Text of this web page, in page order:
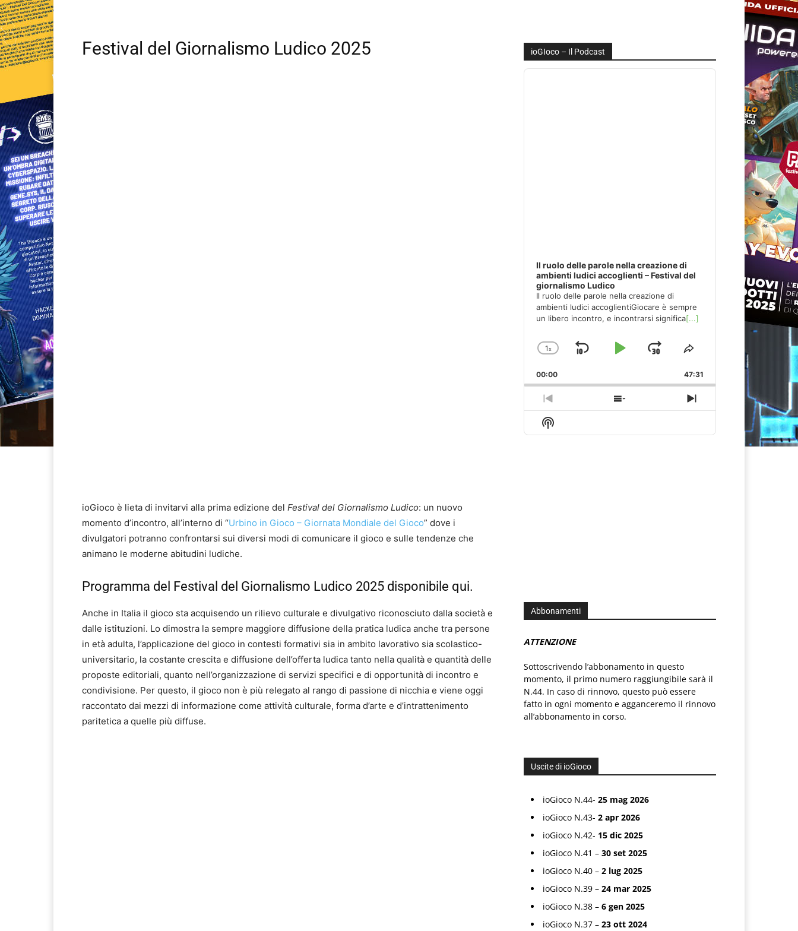
Festival del Giornalismo Ludico 2025
ioGioco è lieta di invitarvi alla prima edizione del Festival del Giornalismo Ludico: un nuovo
momento d’incontro, all’interno di “Urbino in Gioco – Giornata Mondiale del Gioco” dove i
divulgatori potranno confrontarsi sui diversi modi di comunicare il gioco e sulle tendenze che
animano le moderne abitudini ludiche.
Programma del Festival del Giornalismo Ludico 2025 disponibile qui.
Anche in Italia il gioco sta acquisendo un rilievo culturale e divulgativo riconosciuto dalla società e
dalle istituzioni. Lo dimostra la sempre maggiore diffusione della pratica ludica anche tra persone
in età adulta, l’applicazione del gioco in contesti formativi sia in ambito lavorativo sia scolastico-
universitario, la costante crescita e diffusione dell’offerta ludica tanto nella qualità e quantità delle
proposte editoriali, quanto nell’organizzazione di servizi specifici e di opportunità di incontro e
condivisione. Per questo, il gioco non è più relegato al rango di passione di nicchia e viene oggi
raccontato dai mezzi di informazione come attività culturale, forma d’arte e d’intrattenimento
paritetica a quelle più diffuse.
ioGIoco – Il Podcast
Audio
Il ruolo delle parole nella creazione di
ambienti ludici accoglienti – Festival del
giornalismo Ludico
Il ruolo delle parole nella creazione di
ambienti ludici accoglientiGiocare è sempre
un libero incontro, e incontrarsi significa[...]
Change
Rate
1x
Skip
PlayJump
Forward
Share
Episode
00:00 47:31
Previous
Episode
Show
Episodes
Next
Episode
Show
Podcast
Abbonamenti
ATTENZIONE
Sottoscrivendo l’abbonamento in questo
momento, il primo numero raggiungibile sarà il
N.44. In caso di rinnovo, questo può essere
fatto in ogni momento e agganceremo il rinnovo
all’abbonamento in corso.
Uscite di ioGioco
ioGioco N.44- 25 mag 2026
ioGioco N.43- 2 apr 2026
ioGioco N.42- 15 dic 2025
ioGioco N.41 – 30 set 2025
ioGioco N.40 – 2 lug 2025
ioGioco N.39 – 24 mar 2025
ioGioco N.38 – 6 gen 2025
ioGioco N.37 – 23 ott 2024